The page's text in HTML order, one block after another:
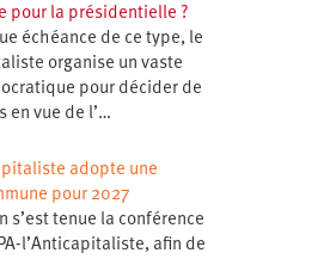
pour la présidentielle ?
échéance de ce type, le
organise un vaste
pour décider de
en vue de l’…
adopte une
pour 2027
s’est tenue la conférence
l’Anticapitaliste, afin de